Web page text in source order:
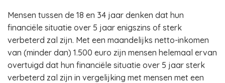
Mensen tussen de 18 en 34 jaar denken dat hun
financiële situatie over 5 jaar enigszins of sterk
verbeterd zal zijn. Met een maandelijks netto-inkomen
van (minder dan) 1.500 euro zijn mensen helemaal ervan
overtuigd dat hun financiële situatie over 5 jaar sterk
verbeterd zal zijn in vergelijking met mensen met een